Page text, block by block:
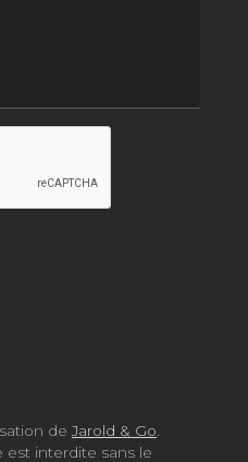
de Jarold & Go
est interdite sans le